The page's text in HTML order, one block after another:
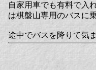
自家用車でも有料で入
は棋盤山専用のバスに
途中でバスを降りて気